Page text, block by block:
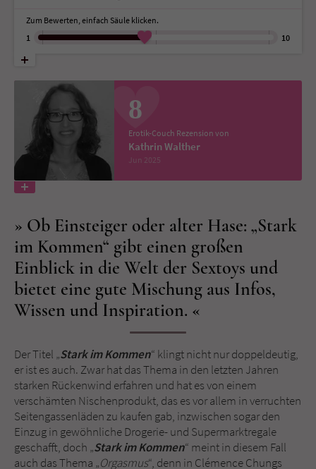
Zum Bewerten, einfach Säule klicken.
1
10
8
Erotik-Couch Rezension von
Kathrin Walther
Jun 2025
Ob Einsteiger oder alter Hase: „Stark
im Kommen“ gibt einen großen
Einblick in die Welt der Sextoys und
bietet eine gute Mischung aus Infos,
Wissen und Inspiration.
Der Titel „Stark im Kommen“ klingt nicht nur doppeldeutig,
er ist es auch. Zwar hat das Thema in den letzten Jahren
starken Rückenwind erfahren und hat es von einem
verschämten Nischenprodukt, das es vor allem in verruchten
Seitengassenläden zu kaufen gab, inzwischen sogar den
Einzug in gewöhnliche Drogerie- und Supermarktregale
geschafft, doch „Stark im Kommen“ meint in diesem Fall
auch das Thema „Orgasmus“, denn in Clémence Chungs
Name tx_pwcomments_ahash
Laufzeit
Zweck Cookie für Kommentare einzelner Buchtitel
Name fe_typo_user
Laufzeit Session
Zweck
Dieses Cookie gewährleistet die
Kommunikation der Webseite mit dem
Benutzer. Es wird benötigt um z. B. den
Sicherheitscode des Kontaktformulars zu
überprüfen.